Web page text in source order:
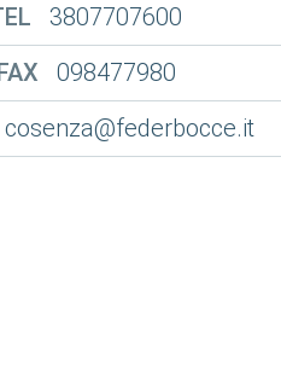
3807707600
098477980
cosenza@federbocce.it